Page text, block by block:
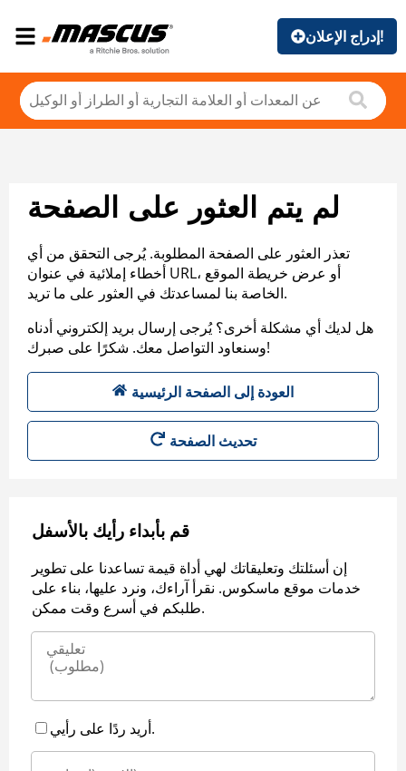
إدراج الإعلان!
لم يتم العثور على الصفحة
تعذر العثور على الصفحة المطلوبة. يُرجى التحقق من أي
أخطاء إملائية في عنوان URL، أو عرض خريطة الموقع
الخاصة بنا لمساعدتك في العثور على ما تريد.
هل لديك أي مشكلة أخرى؟ يُرجى إرسال بريد إلكتروني أدناه
وسنعاود التواصل معك. شكرًا على صبرك!
العودة إلى الصفحة الرئيسية
تحديث الصفحة
قم بأبداء رأيك بالأسفل
إن أسئلتك وتعليقاتك لهي أداة قيمة تساعدنا على تطوير
خدمات موقع ماسكوس. نقرأ آراءك، ونرد عليها، بناء على
طلبكم في أسرع وقت ممكن.
أريد ردًا على رأيي.